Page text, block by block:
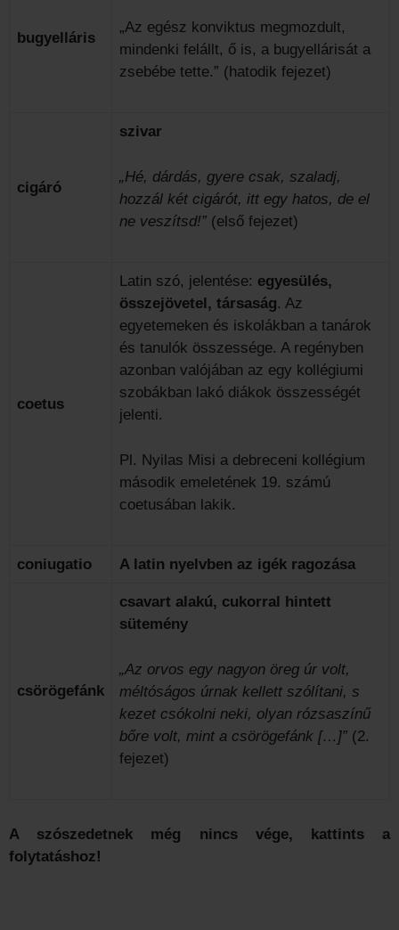
bugyelláris
„Az egész konviktus megmozdult,
mindenki felállt, ő is, a bugyellárisát a
zsebébe tette.” (hatodik fejezet)
cigáró
szivar
„Hé, dárdás, gyere csak, szaladj,
hozzál két cigárót, itt egy hatos, de el
ne veszítsd!” (első fejezet)
coetus
Latin szó, jelentése: egyesülés,
összejövetel, társaság. Az
egyetemeken és iskolákban a tanárok
és tanulók összessége. A regényben
azonban valójában az egy kollégiumi
szobákban lakó diákok összességét
jelenti.
Pl. Nyilas Misi a debreceni kollégium
második emeletének 19. számú
coetusában lakik.
coniugatio A latin nyelvben az igék ragozása
csörögefánk
csavart alakú, cukorral hintett
sütemény
„Az orvos egy nagyon öreg úr volt,
méltóságos úrnak kellett szólítani, s
kezet csókolni neki, olyan rózsaszínű
bőre volt, mint a csörögefánk […]” (2.
fejezet)
A szószedetnek még nincs vége, kattints a
folytatáshoz!